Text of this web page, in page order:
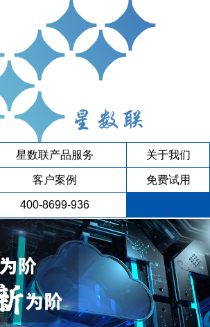
星数联产品服务 关于我们
客户案例 免费试用
400-8699-936